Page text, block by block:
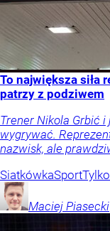
To największa siła
patrzy z podziwem
Trener Nikola Grbić
wygrywać.
nazwisk, ale
SiatkówkaSport
Maciej Piasecki